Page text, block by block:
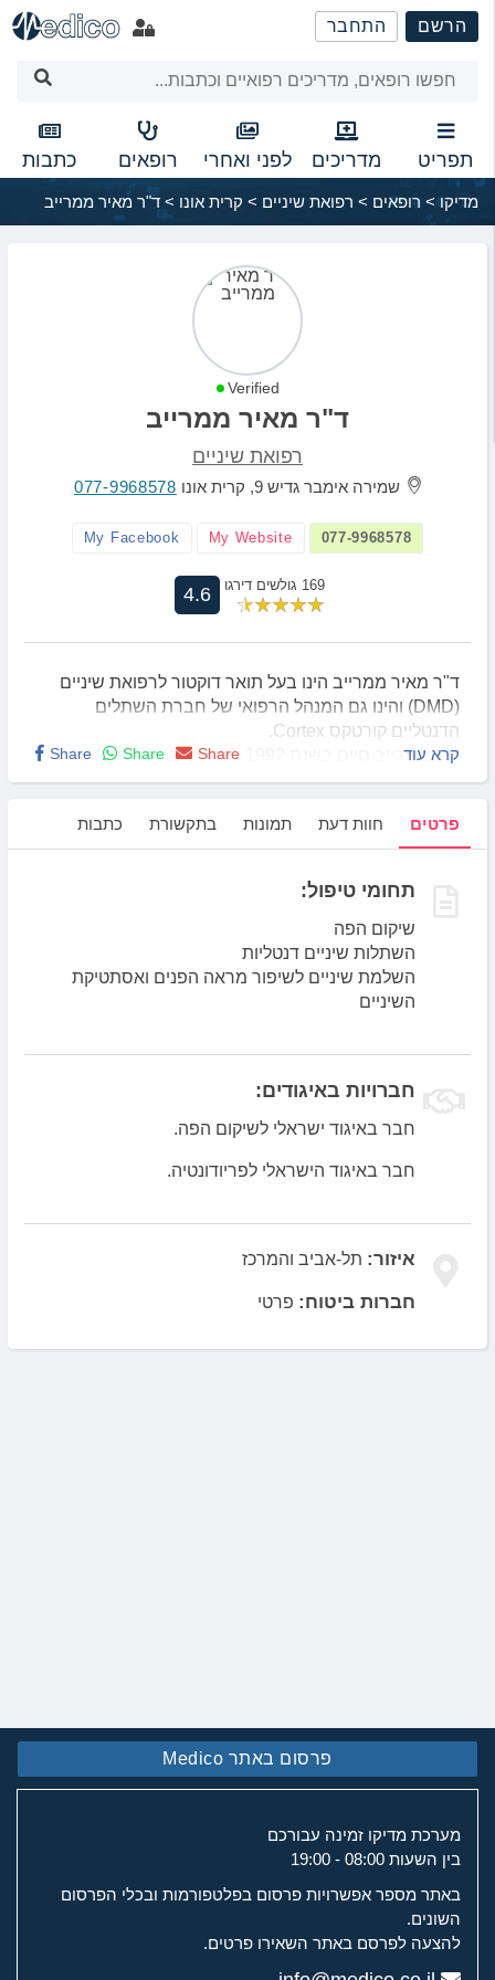
שִׂים
לֵב:
מַעֲרֶכֶת
נָגִישׁ
בִּקְלִיק
הַמְּסַיַּעַת
לִנְגִישׁוּת
הרשם התחבר
תפריט מדריכים לפני ואחרי רופאים כתבות
מדיקו> רופאים > רפואת שיניים > קרית אונו > ד"ר מאיר ממרייב
Verified
ד"ר מאיר ממרייב
רפואת שיניים
שמירה אימבר גדיש 9, קרית אונו 077-9968578
077-9968578
My Website
My Facebook
169 גולשים דירגו 4.6
ד"ר מאיר ממרייב הינו בעל תואר דוקטור לרפואת שיניים
(DMD) והינו גם המנהל הרפואי של חברת השתלים
הדנטליים קורטקס Cortex.
ד"ר ממרייב סיים בשנת 1992 לימודים בהצטיינות.
ד"ר ממרייב בעל תואר במשפטים LL.B משנת 2005.
השתלות שיניים, שיקום פה ולרבות שיקומים מורכבים וכן
מוסמך לבצע טיפולים מטעם משרד הבריאות בהרדמה
ד"ר ממרייב משמש כיועץ מקצועי לענייני פיקוח, בחברה
מובילה בתחום ייצור שתלים ואחראי על הדרכות של
רופאים מכל העולם.
ד"ר ממרייב תמיד עם היד על הדופק ומתעדכן בכל
החידושים והטיפולים החדשים בתחום רפואת השיניים ולכן
Share Share Share קרא עוד
פרטים חוות דעת תמונות בתקשורת כתבות
תחומי טיפול:
שיקום הפה
השתלות שיניים דנטליות
השלמת שיניים לשיפור מראה הפנים ואסתטיקת
השיניים
חברויות באיגודים:
חבר באיגוד ישראלי לשיקום הפה.
חבר באיגוד הישראלי לפריודונטיה.
איזור: תל-אביב והמרכז
חברות ביטוח: פרטי
פרסום באתר Medico
מערכת מדיקו זמינה עבורכם
בין השעות 08:00 - 19:00
באתר מספר אפשרויות פרסום בפלטפורמות ובכלי הפרסום
השונים.
להצעה לפרסם באתר השאירו פרטים.